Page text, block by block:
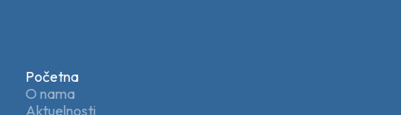
Početna
O nama
Aktuelnosti